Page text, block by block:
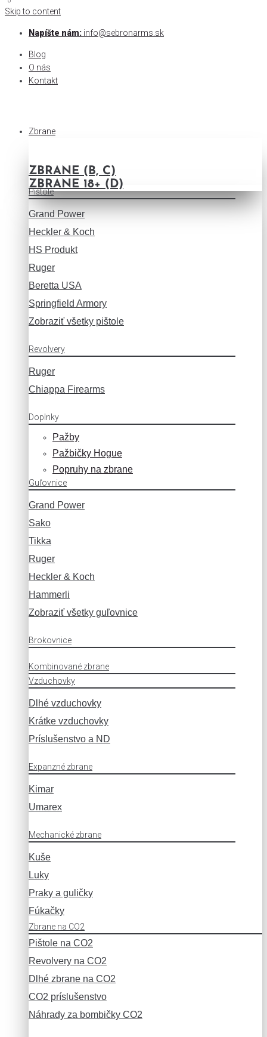
Skip to content
Napíšte nám: info@sebronarms.sk
Blog
O nás
Kontakt
Zbrane
ZBRANE (B, C)
ZBRANE 18+ (D)
Pištole
Grand Power
Heckler & Koch
HS Produkt
Ruger
Beretta USA
Springfield Armory
Zobraziť všetky pištole
Revolvery
Ruger
Chiappa Firearms
Doplnky
Pažby
Pažbičky Hogue
Popruhy na zbrane
Guľovnice
Grand Power
Sako
Tikka
Ruger
Heckler & Koch
Hammerli
Zobraziť všetky guľovnice
Brokovnice
Kombinované zbrane
Vzduchovky
Dlhé vzduchovky
Krátke vzduchovky
Príslušenstvo a ND
Expanzné zbrane
Kimar
Umarex
Mechanické zbrane
Kuše
Luky
Praky a guličky
Fúkačky
Zbrane na CO2
Pištole na CO2
Revolvery na CO2
Dlhé zbrane na CO2
CO2 príslušenstvo
Náhrady za bombičky CO2